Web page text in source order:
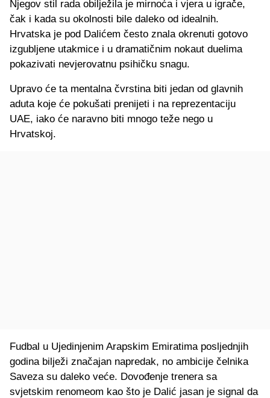
Njegov stil rada obilježila je mirnoća i vjera u igrače,
čak i kada su okolnosti bile daleko od idealnih.
Hrvatska je pod Dalićem često znala okrenuti gotovo
izgubljene utakmice i u dramatičnim nokaut duelima
pokazivati nevjerovatnu psihičku snagu.
Upravo će ta mentalna čvrstina biti jedan od glavnih
aduta koje će pokušati prenijeti i na reprezentaciju
UAE, iako će naravno biti mnogo teže nego u
Hrvatskoj.
Fudbal u Ujedinjenim Arapskim Emiratima posljednjih
godina bilježi značajan napredak, no ambicije čelnika
Saveza su daleko veće. Dovođenje trenera sa
svjetskim renomeom kao što je Dalić jasan je signal da